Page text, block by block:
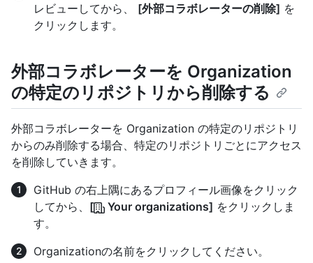
レビューしてから、 [外部コラボレーターの削除] を
クリックします。
外部コラボレーターを Organization
の特定のリポジトリから削除する
外部コラボレーターを Organization の特定のリポジトリ
からのみ削除する場合、特定のリポジトリごとにアクセス
を削除していきます。
GitHub の右上隅にあるプロフィール画像をクリック
してから、 [ Your organizations] をクリックしま
す。
Organizationの名前をクリックしてください。